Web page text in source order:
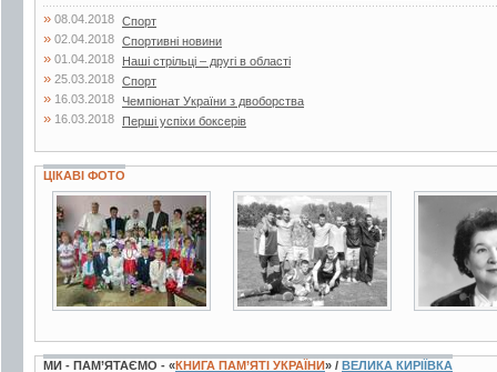
» 08.04.2018 Спорт
» 02.04.2018 Спортивні новини
» 01.04.2018 Наші стрільці – другі в області
» 25.03.2018 Спорт
» 16.03.2018 Чемпіонат України з двоборства
» 16.03.2018 Перші успіхи боксерів
ЦІКАВІ ФОТО
3 фото 2 фото
МИ - ПАМ’ЯТАЄМО - «КНИГА ПАМ’ЯТІ УКРАЇНИ» / ВЕЛИКА КИРІЇВКА